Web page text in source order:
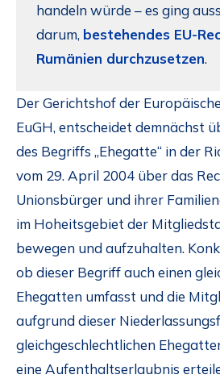
handeln würde – es ging
darum, bestehendes EU-
Rumänien durchzusetzen.
Der Gerichtshof der
EuGH, entscheidet demnächst
des Begriffs „Ehegatte“ in der
vom 29. April 2004 über das
Unionsbürger und ihrer
im Hoheitsgebiet der
bewegen und aufzuhalten.
ob dieser Begriff auch einen
Ehegatten umfasst und die
aufgrund dieser
gleichgeschlechtlichen
eine Aufenthaltserlaubnis